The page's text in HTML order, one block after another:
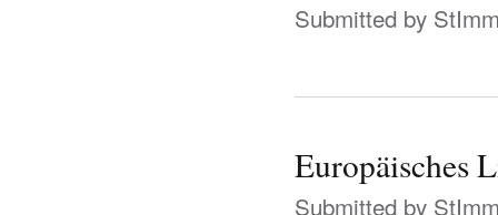
Submitted by
Europäisches
Submitted by